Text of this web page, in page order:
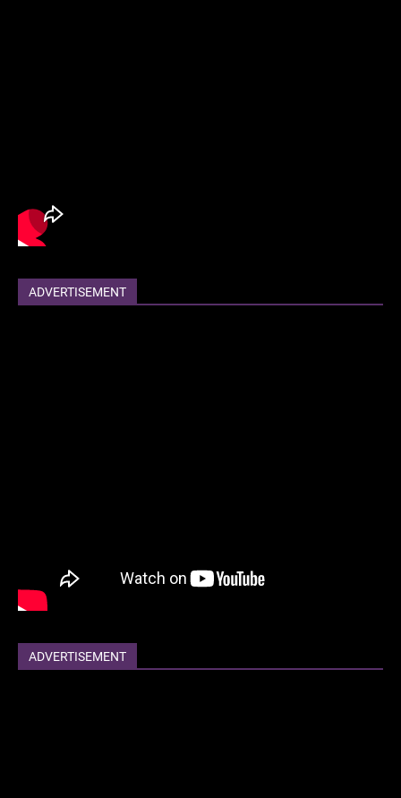
ADVERTISEMENT
ADVERTISEMENT